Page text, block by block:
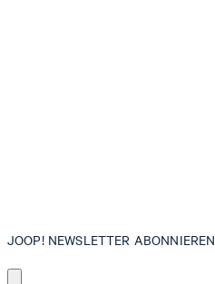
JOOP! NEWSLETTER ABONNIEREN